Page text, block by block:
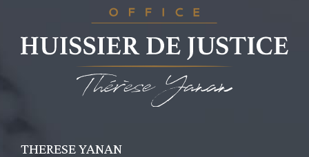
THERESE YANAN